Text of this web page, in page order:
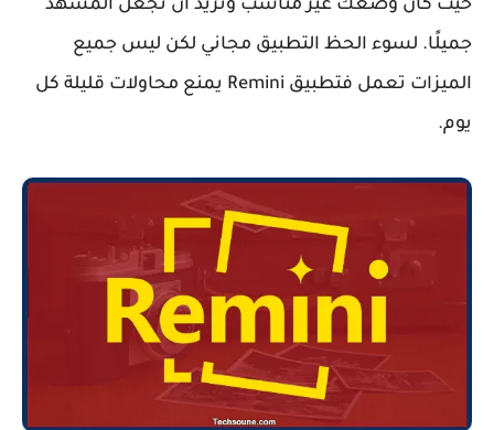
حيث كان وضعك غير مناسب وتريد أن تجعل المشهد
جميلًا. لسوء الحظ التطبيق مجاني لكن ليس جميع
الميزات تعمل فتطبيق Remini يمنع محاولات قليلة كل
يوم.